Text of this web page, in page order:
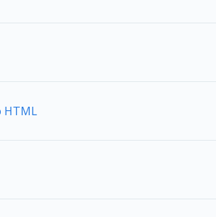
HTML